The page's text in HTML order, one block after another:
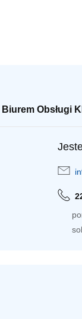
Biurem Obsługi